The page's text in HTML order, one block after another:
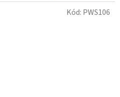
Kód: PWS106